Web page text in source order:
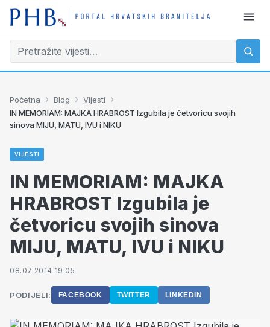
Početna › Blog › Vijesti ›
IN MEMORIAM: MAJKA HRABROST Izgubila je četvoricu svojih
sinova MIJU, MATU, IVU i NIKU
VIJESTI
IN MEMORIAM: MAJKA
HRABROST Izgubila je
četvoricu svojih sinova
MIJU, MATU, IVU i NIKU
08.07.2014 19:05
PODIJELI: FACEBOOK TWITTER LINKEDIN